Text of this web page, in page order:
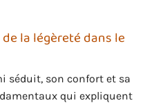
la légèreté dans le
séduit, son confort et sa
qui expliquent